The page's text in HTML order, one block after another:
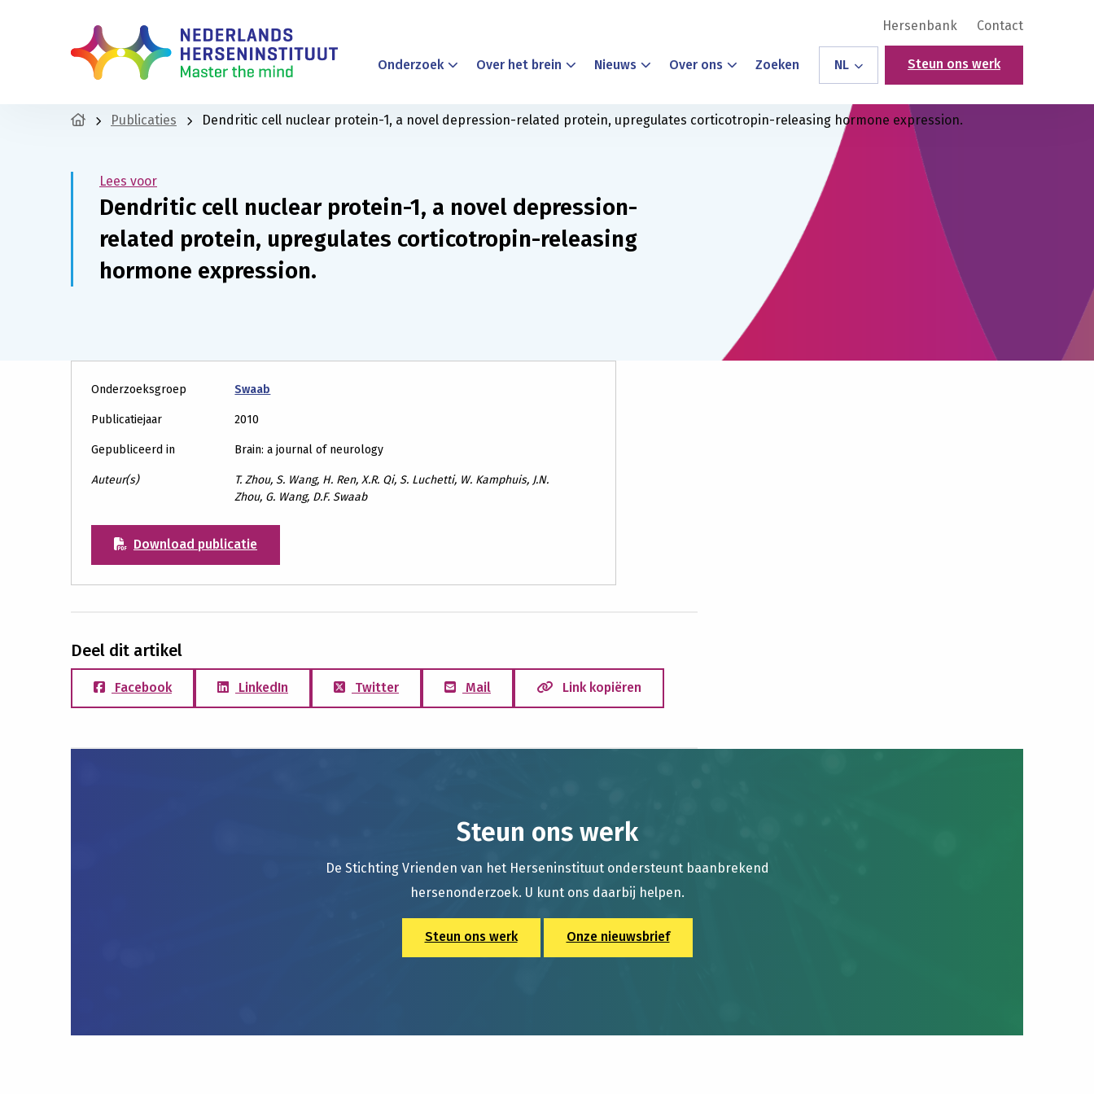
Hersenbank Contact
Onderzoek Over het brein Nieuws Over ons Zoeken NL Steun ons werk
Publicaties Dendritic cell nuclear protein-1, a novel depression-related protein, upregulates corticotropin-releasing hormone expression.
Lees voor
Dendritic cell nuclear protein-1, a novel depression-
related protein, upregulates corticotropin-releasing
hormone expression.
Onderzoeksgroep Swaab
Publicatiejaar 2010
Gepubliceerd in Brain: a journal of neurology
Auteur(s)
T. Zhou, S. Wang, H. Ren, X.R. Qi, S. Luchetti, W. Kamphuis, J.N.
Zhou, G. Wang, D.F. Swaab
Download publicatie
Deel dit artikel
Facebook LinkedIn Twitter Mail Link kopiëren
Steun ons werk
De Stichting Vrienden van het Herseninstituut ondersteunt baanbrekend
hersenonderzoek. U kunt ons daarbij helpen.
Steun ons werk Onze nieuwsbrief